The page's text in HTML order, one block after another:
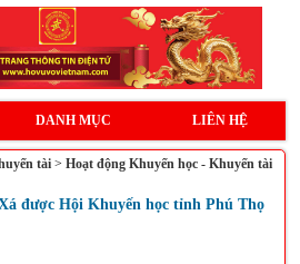
DANH MỤC LIÊN HỆ
tài> Hoạt động Khuyến học - Khuyến tài
được Hội Khuyến học tỉnh Phú Thọ